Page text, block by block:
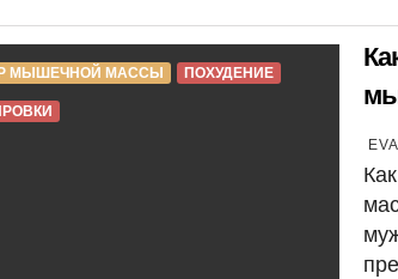
МЫШЕЧНОЙ МАССЫ ПОХУДЕНИЕ